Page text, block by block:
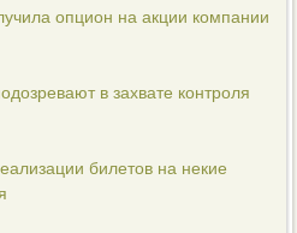
опцион на акции компании
в захвате контроля
билетов на некие